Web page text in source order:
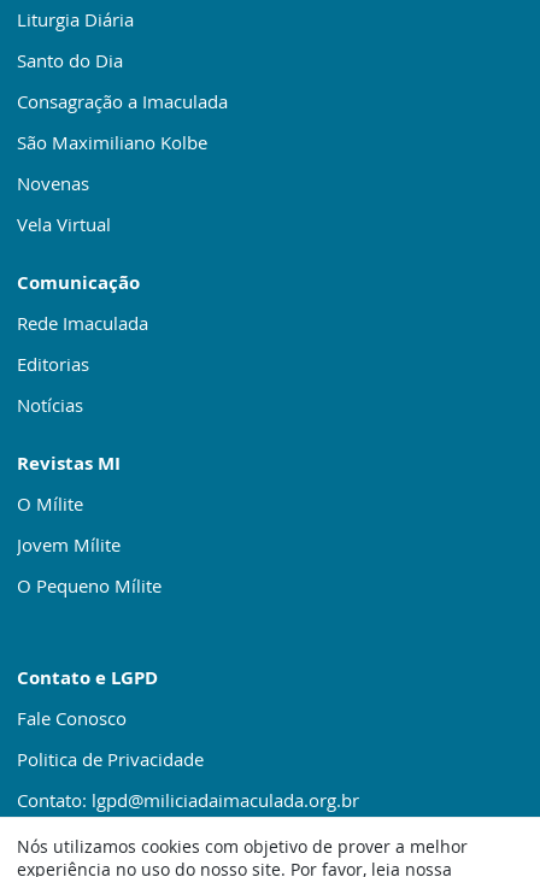
Liturgia Diária
Santo do Dia
Consagração a Imaculada
São Maximiliano Kolbe
Novenas
Vela Virtual
Comunicação
Rede Imaculada
Editorias
Notícias
Revistas MI
O Mílite
Jovem Mílite
O Pequeno Mílite
Contato e LGPD
Fale Conosco
Politica de Privacidade
Contato: lgpd@miliciadaimaculada.org.br
Nós utilizamos cookies com objetivo de prover a melhor
experiência no uso do nosso site. Por favor, leia nossa